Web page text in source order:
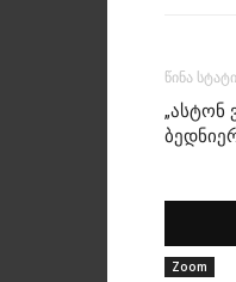
წინა
„ასტონ
Zoom